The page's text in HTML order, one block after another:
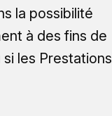
la possibilité
à des fins de
les Prestations